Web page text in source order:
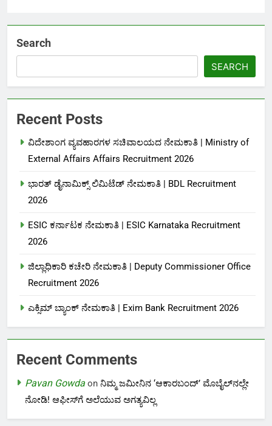
Search
SEARCH
Recent Posts
ವಿದೇಶಾಂಗ ವ್ಯವಹಾರಗಳ ಸಚಿವಾಲಯದ ನೇಮಕಾತಿ | Ministry of
External Affairs Affairs Recruitment 2026
ಭಾರತ್ ಡೈನಾಮಿಕ್ಸ್ ಲಿಮಿಟೆಡ್ ನೇಮಕಾತಿ | BDL Recruitment
2026
ESIC ಕರ್ನಾಟಕ ನೇಮಕಾತಿ | ESIC Karnataka Recruitment
2026
ಜಿಲ್ಲಾಧಿಕಾರಿ ಕಚೇರಿ ನೇಮಕಾತಿ | Deputy Commissioner Office
Recruitment 2026
ಎಕ್ಸಿಮ್ ಬ್ಯಾಂಕ್ ನೇಮಕಾತಿ |‌ Exim Bank Recruitment 2026
Recent Comments
Pavan Gowda on ನಿಮ್ಮ ಜಮೀನಿನ ‘ಆಕಾರಬಂದ್’ ಮೊಬೈಲ್‌ನಲ್ಲೇ
ನೋಡಿ! ಆಫೀಸ್‌ಗೆ ಅಲೆಯುವ ಅಗತ್ಯವಿಲ್ಲ